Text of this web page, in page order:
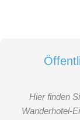
Balkon und
Safe und
Haarfön und
Hier finden
Wanderhotel-